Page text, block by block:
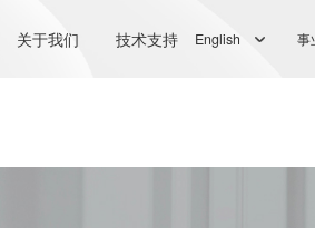
关于我们 技术支持 English 事